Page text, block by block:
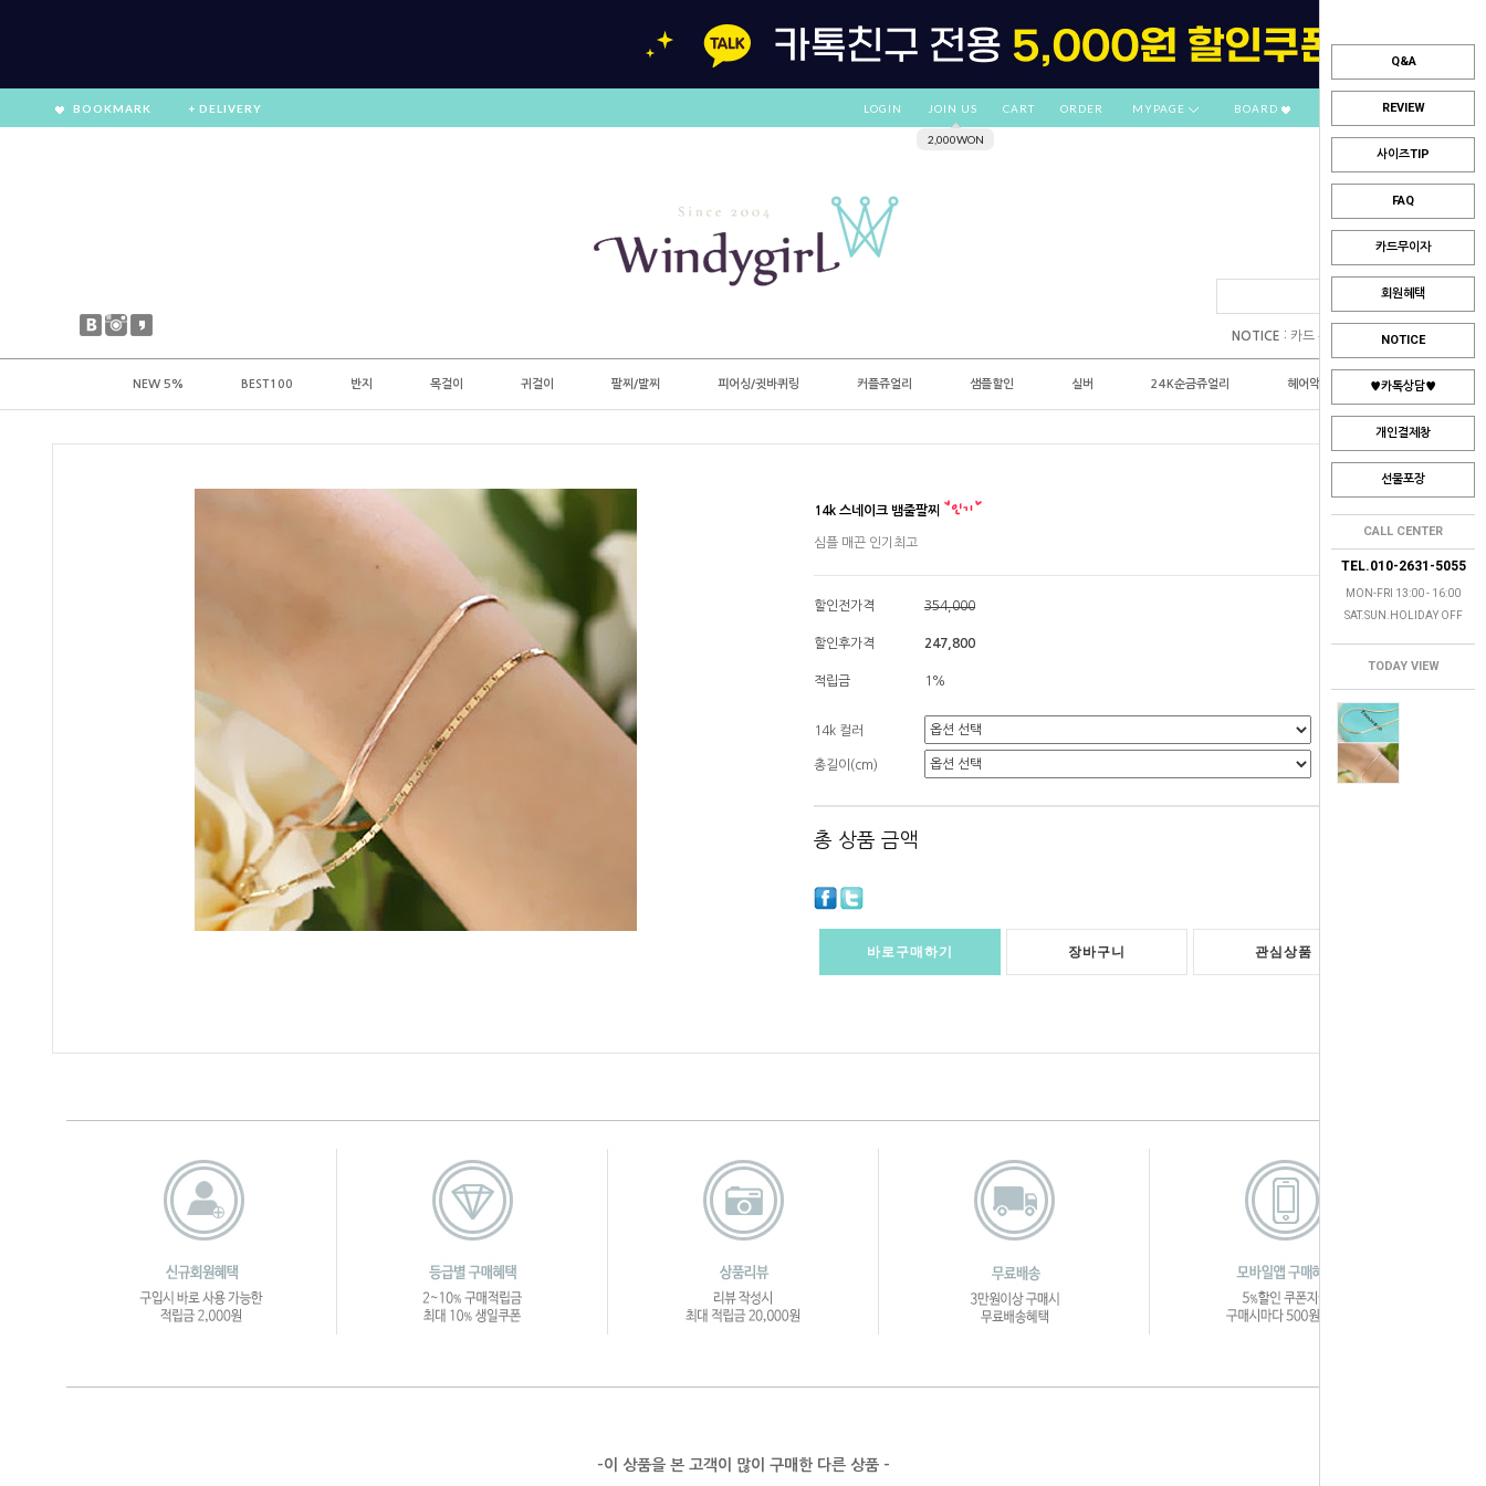
Q&A
REVIEW
사이즈TIP
FAQ
카드무이자
회원혜택
NOTICE
♥카톡상담♥
개인결제창
선물포장
CALL CENTER
TEL.010-2631-5055
MON-FRI 13:00 - 16:00
SAT.SUN.HOLIDAY OFF
TODAY VIEW
BOOKMARK + DELIVERY LOGIN JOIN US
2,000WON
CART ORDER MYPAGE BOARD
NOTICE : 카드 부분무이자 안내
NEW 5% BEST100 반지 목걸이 귀걸이 팔찌/발찌 피어싱/귓바퀴링 커플쥬얼리 샘플할인 실버 24K순금쥬얼리 헤어악세사리
14k 스네이크 뱀줄팔찌
심플 매끈 인기최고
할인전가격 354,000
할인후가격 247,800
적립금 1%
14k 컬러
총길이(cm)
총 상품 금액
바로구매하기 장바구니 관심상품
-이 상품을 본 고객이 많이 구매한 다른 상품 -